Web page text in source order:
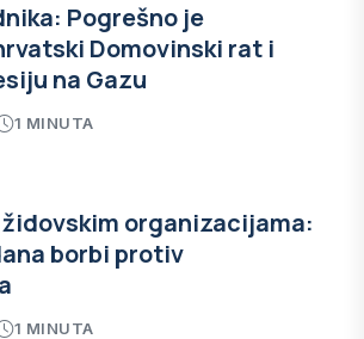
Pogrešno je
Domovinski rat i
na Gazu
1 MINUTA
organizacijama:
borbi protiv
1 MINUTA